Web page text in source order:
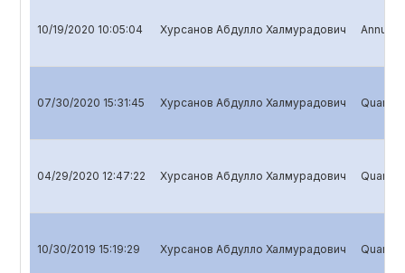
10/19/2020 10:05:04 Хурсанов Абдулло Халмурадович Annual
07/30/2020 15:31:45 Хурсанов Абдулло Халмурадович
04/29/2020 12:47:22 Хурсанов Абдулло Халмурадович
10/30/2019 15:19:29 Хурсанов Абдулло Халмурадович